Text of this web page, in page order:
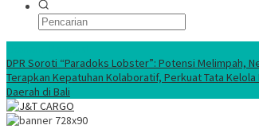
DPR Soroti “Paradoks Lobster”: Potensi Melimpah,
Terapkan Kepatuhan Kolaboratif, Perkuat Tata Kelola
Daerah di Bali